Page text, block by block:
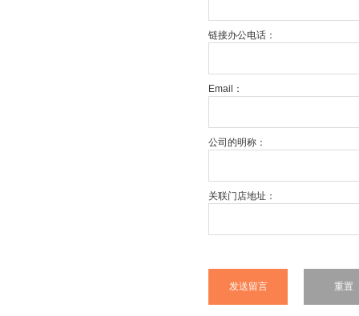
链接办公电话：
Email：
公司的明称：
关联门店地址：